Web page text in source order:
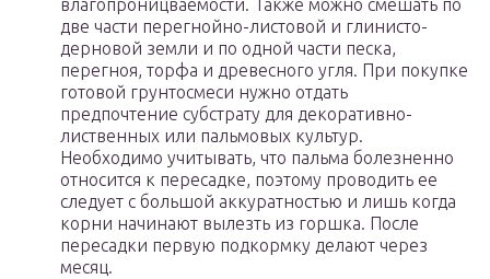
влагопроницваемости. Также можно смешать по
две части перегнойно-листовой и глинисто-
дерновой земли и по одной части песка,
перегноя, торфа и древесного угля. При покупке
готовой грунтосмеси нужно отдать
предпочтение субстрату для декоративно-
лиственных или пальмовых культур.
Необходимо учитывать, что пальма болезненно
относится к пересадке, поэтому проводить ее
следует с большой аккуратностью и лишь когда
корни начинают вылезть из горшка. После
пересадки первую подкормку делают через
месяц.